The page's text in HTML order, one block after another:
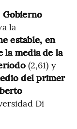
Gobierno
la
estable, en
la media de la
(2,61) y
del primer
Di